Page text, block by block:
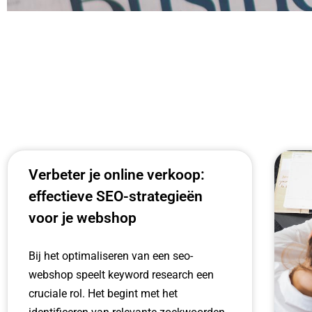
Verbeter je online verkoop:
effectieve SEO-strategieën
voor je webshop
Bij het optimaliseren van een seo-
webshop speelt keyword research een
cruciale rol. Het begint met het